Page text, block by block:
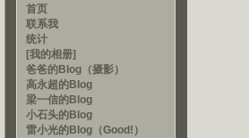
首页
联系我
统计
[我的相册]
爸爸的Blog（摄影）
高永超的Blog
梁一信的Blog
小石头的Blog
雷小光的Blog（Good!）